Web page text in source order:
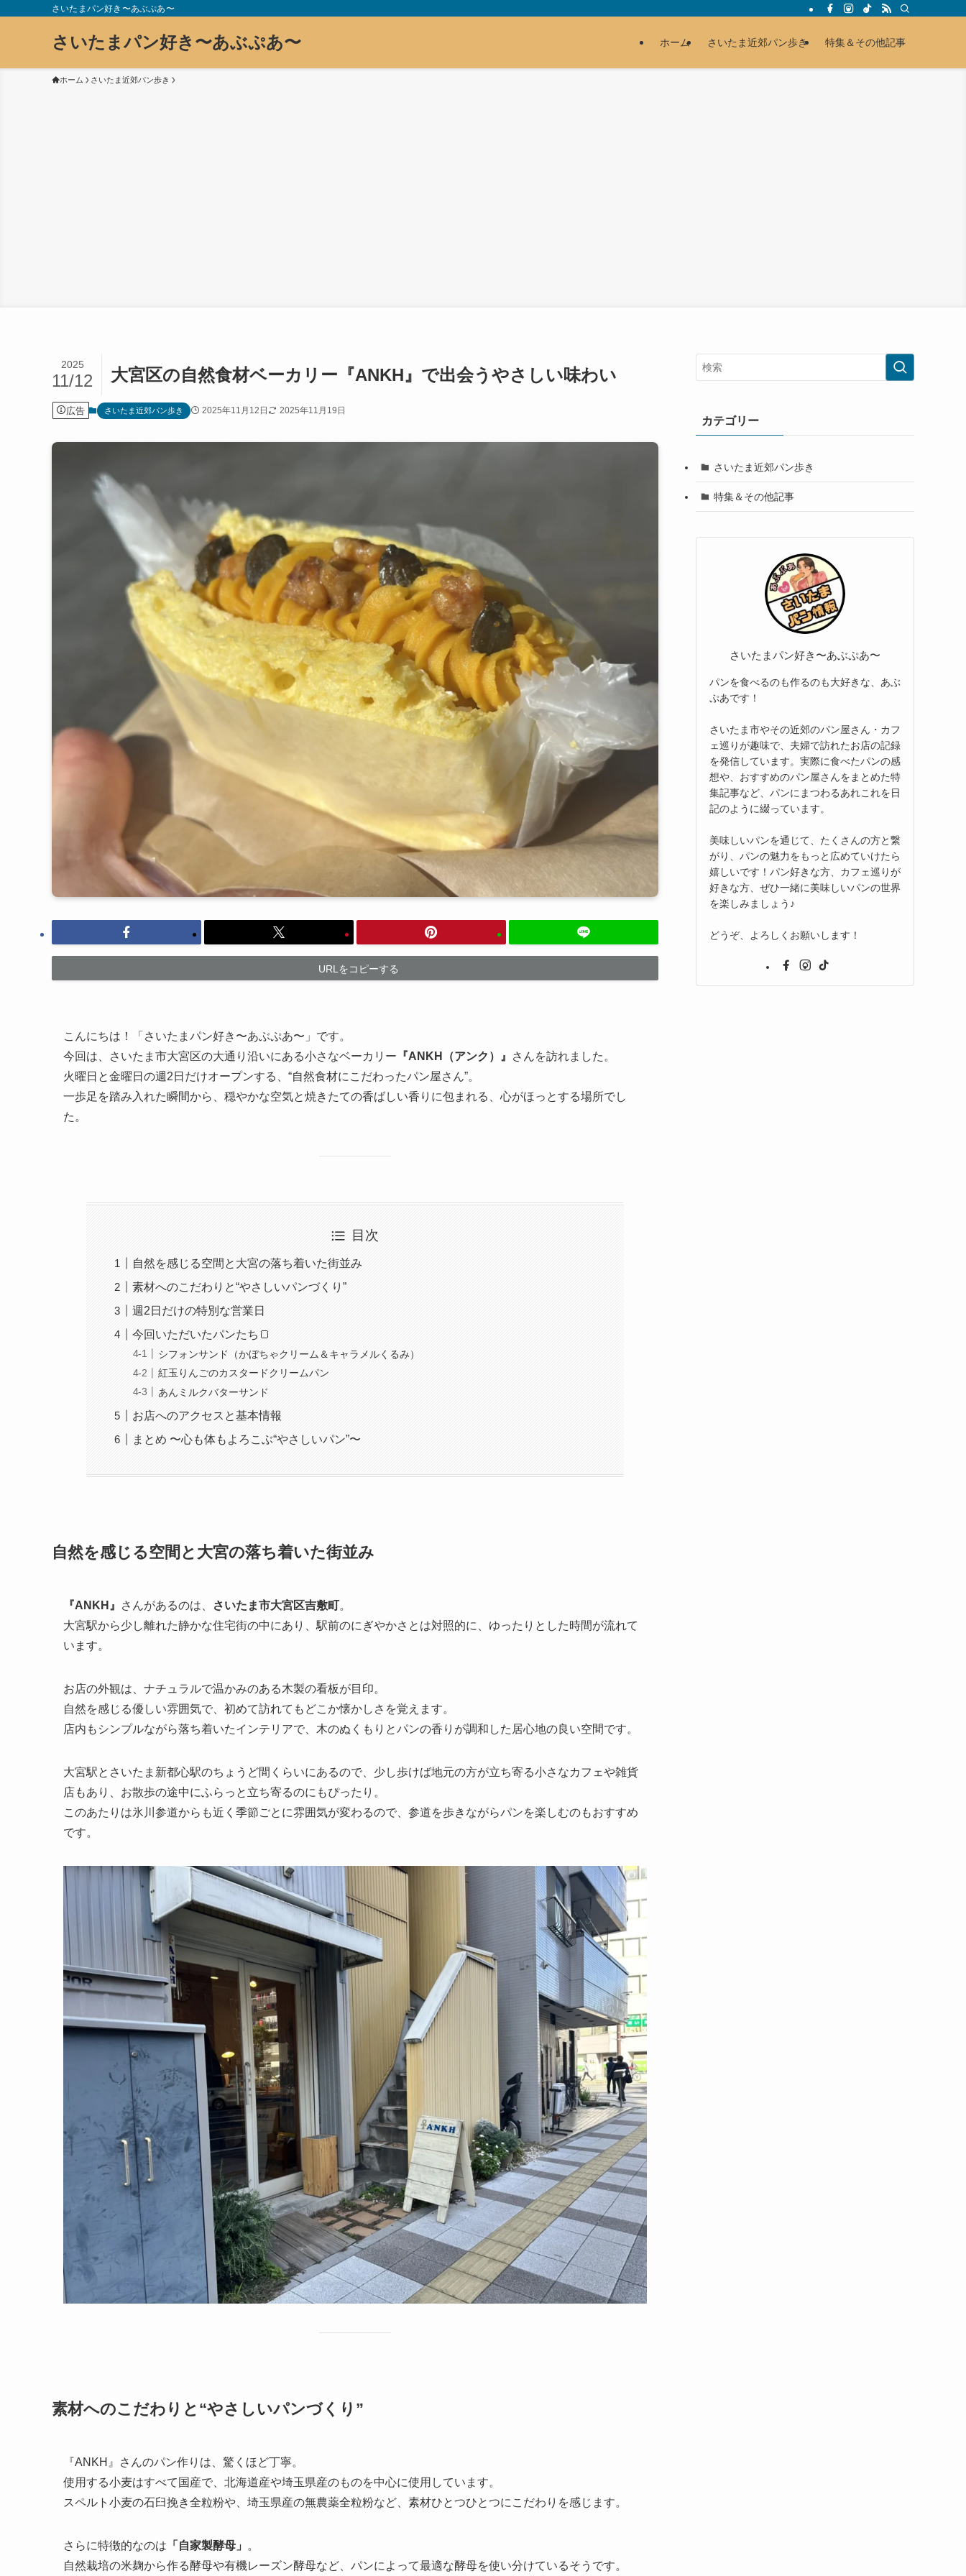
さいたまパン好き〜あぶぷあ〜
さいたまパン好き〜あぶぷあ〜 ホーム さいたま近郊パン歩き 特集＆その他記事
ホーム さいたま近郊パン歩き
大宮区の自然食材ベーカリー『ANKH』で出会うやさしい味わい
2025
11/12
広告 さいたま近郊パン歩き 2025年11月12日 2025年11月19日
URLをコピーする
こんにちは！「さいたまパン好き〜あぶぷあ〜」です。
今回は、さいたま市大宮区の大通り沿いにある小さなベーカリー 『ANKH（アンク）』
さんを訪れました。
火曜日と金曜日の週2日だけオープンする、“自然食材にこだわったパン屋さん”。
一歩足を踏み入れた瞬間から、穏やかな空気と焼きたての香ばしい香りに包まれる、心がほっとする場所でし
た。
目次
自然を感じる空間と大宮の落ち着いた街並み
素材へのこだわりと“やさしいパンづくり”
週2日だけの特別な営業日
今回いただいたパンたち🍞
シフォンサンド（かぼちゃクリーム＆キャラメルくるみ）
紅玉りんごのカスタードクリームパン
あんミルクバターサンド
お店へのアクセスと基本情報
まとめ 〜心も体もよろこぶ“やさしいパン”〜
自然を感じる空間と大宮の落ち着いた街並み
『ANKH』 さんがあるのは、 さいたま市大宮区吉敷町。
大宮駅から少し離れた静かな住宅街の中にあり、駅前のにぎやかさとは対照的に、ゆったりとした時間が流れて
います。
お店の外観は、ナチュラルで温かみのある木製の看板が目印。
自然を感じる優しい雰囲気で、初めて訪れてもどこか懐かしさを覚えます。
店内もシンプルながら落ち着いたインテリアで、木のぬくもりとパンの香りが調和した居心地の良い空間です。
大宮駅とさいたま新都心駅のちょうど間くらいにあるので、少し歩けば地元の方が立ち寄る小さなカフェや雑貨
店もあり、お散歩の途中にふらっと立ち寄るのにもぴったり。
このあたりは氷川参道からも近く季節ごとに雰囲気が変わるので、参道を歩きながらパンを楽しむのもおすすめ
です。
素材へのこだわりと“やさしいパンづくり”
『ANKH』さんのパン作りは、驚くほど丁寧。
使用する小麦はすべて国産で、北海道産や埼玉県産のものを中心に使用しています。
スペルト小麦の石臼挽き全粒粉や、埼玉県産の無農薬全粒粉など、素材ひとつひとつにこだわりを感じます。
さらに特徴的なのは 「自家製酵母」
。
自然栽培の米麹から作る酵母や有機レーズン酵母など、パンによって最適な酵母を使い分けているそうです。
カテゴリー
さいたま近郊パン歩き
特集＆その他記事
さいたまパン好き〜あぶぷあ〜
パンを食べるのも作るのも大好きな、あぶ
ぷあです！
さいたま市やその近郊のパン屋さん・カフ
ェ巡りが趣味で、夫婦で訪れたお店の記録
を発信しています。実際に食べたパンの感
想や、おすすめのパン屋さんをまとめた特
集記事など、パンにまつわるあれこれを日
記のように綴っています。
美味しいパンを通じて、たくさんの方と繋
がり、パンの魅力をもっと広めていけたら
嬉しいです！パン好きな方、カフェ巡りが
好きな方、ぜひ一緒に美味しいパンの世界
を楽しみましょう♪
どうぞ、よろしくお願いします！